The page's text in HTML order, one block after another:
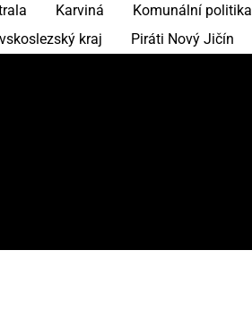
Karviná Komunální politika
kraj Piráti Nový Jičín